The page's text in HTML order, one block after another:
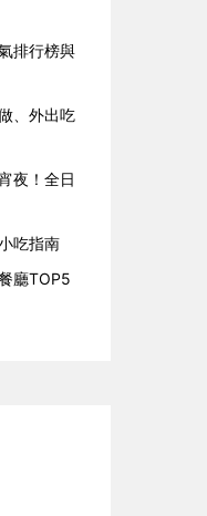
排行榜與
、外出吃
夜！全日
吃指南
廳TOP5